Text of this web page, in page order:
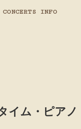
CONCERTS INFO
イム・ピア